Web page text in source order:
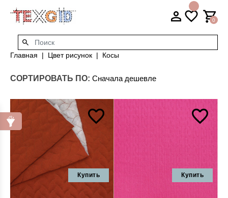
0
Главная Цвет рисунок Косы
СОРТИРОВАТЬ ПО:
Купить Купить